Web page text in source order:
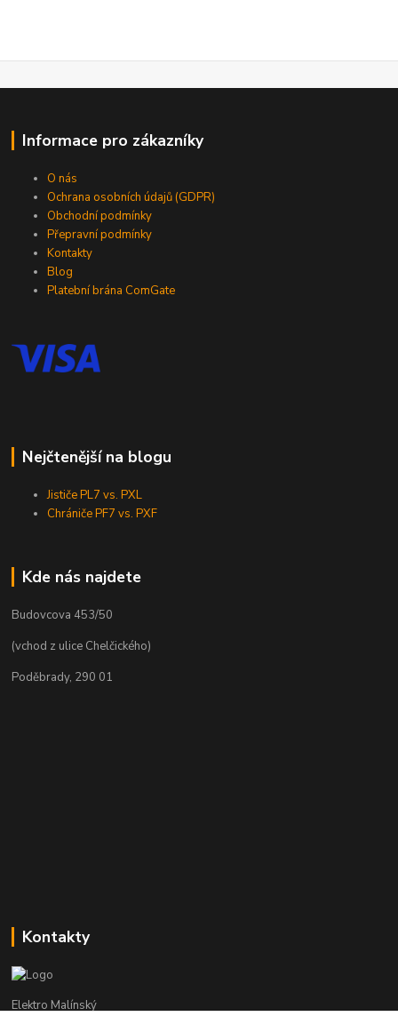
Informace pro zákazníky
O nás
Ochrana osobních údajů (GDPR)
Obchodní podmínky
Přepravní podmínky
Kontakty
Blog
Platební brána ComGate
Nejčtenější na blogu
Jističe PL7 vs. PXL
Chrániče PF7 vs. PXF
Kde nás najdete
Budovcova 453/50
(vchod z ulice Chelčického)
Poděbrady, 290 01
Kontakty
Elektro Malínský